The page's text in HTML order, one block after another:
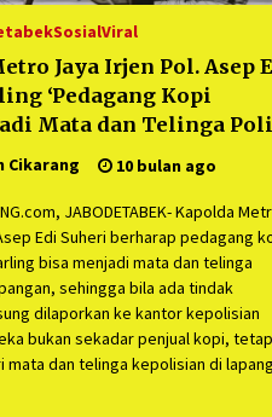
SosialViral
Jaya Irjen Pol. Asep
‘Pedagang Kopi
Mata dan Telinga
Cikarang 10 bulan ago
JABODETABEK- Kapolda
Edi Suheri berharap pedagang
bisa menjadi mata dan telinga
sehingga bila ada tindak
dilaporkan ke kantor kepolisian
bukan sekadar penjual kopi,
mata dan telinga kepolisian di